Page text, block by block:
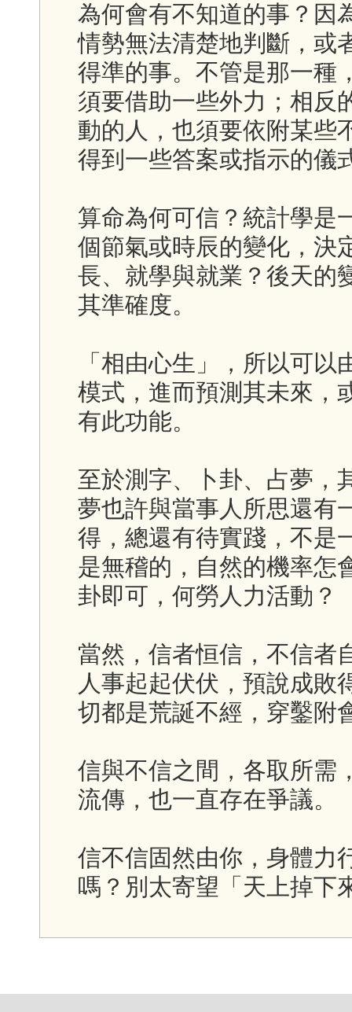
為何會有不知道的事？因
情勢無法清楚地判斷，或
得準的事。不管是那一種
須要借助一些外力；相反
動的人，也須要依附某些
得到一些答案或指示的儀
算命為何可信？統計學是
個節氣或時辰的變化，決
長、就學與就業？後天的
其準確度。
「相由心生」，所以可
模式，進而預測其未來，
有此功能。
至於測字、卜卦、占夢，
夢也許與當事人所思還有
得，總還有待實踐，不是
是無稽的，自然的機率怎
卦即可，何勞人力活動？
當然，信者恒信，不信者
人事起起伏伏，預說成敗
切都是荒誕不經，穿鑿附
信與不信之間，各取所需
流傳，也一直存在爭議。
信不信固然由你，身體力
嗎？別太寄望「天上掉下